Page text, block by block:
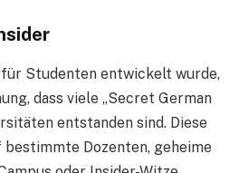
für Studenten entwickelt wurde,
dass viele „Secret German
entstanden sind. Diese
bestimmte Dozenten, geheime